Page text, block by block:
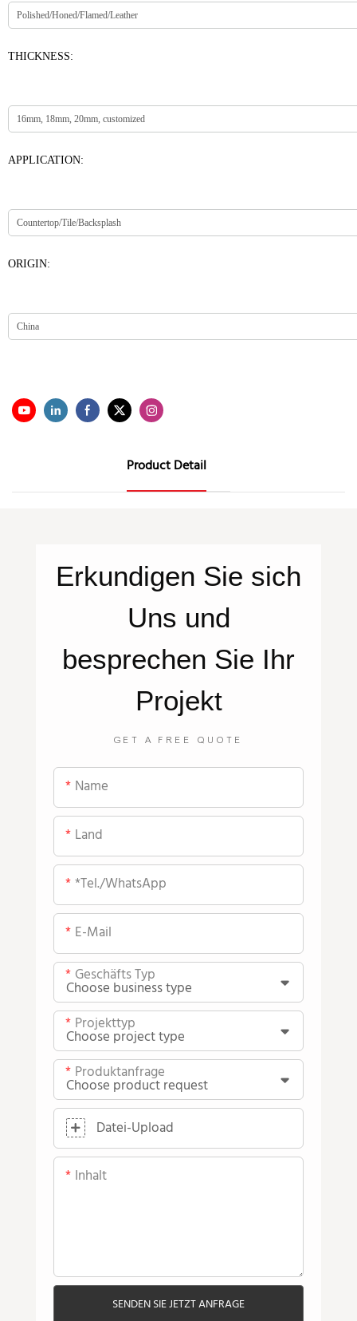
THICKNESS:
APPLICATION:
ORIGIN:
Product Detail
Erkundigen Sie sich
Uns und
besprechen Sie Ihr
Projekt
GET A FREE QUOTE
Name
Land
*Tel./WhatsApp
E-Mail
Geschäfts Typ
Projekttyp
Produktanfrage
Datei-Upload
Inhalt
SENDEN SIE JETZT ANFRAGE